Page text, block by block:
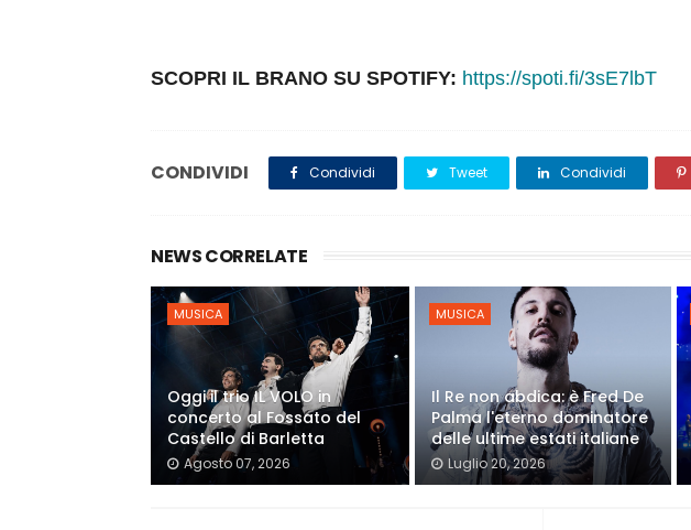
SCOPRI IL BRANO SU SPOTIFY: https://spoti.fi/3sE7lbT
CONDIVIDI Condividi Tweet Condividi
NEWS CORRELATE
MUSICA
Oggi il trio IL VOLO in
concerto al Fossato del
Castello di Barletta
Agosto 07, 2026
MUSICA
Il Re non abdica: è Fred De
Palma l'eterno dominatore
delle ultime estati italiane
Luglio 20, 2026